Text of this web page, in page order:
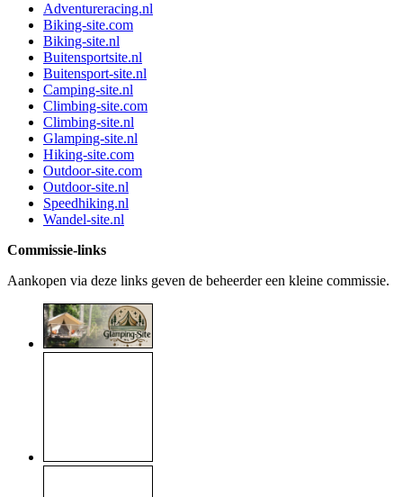
Adventureracing.nl
Biking-site.com
Biking-site.nl
Buitensportsite.nl
Buitensport-site.nl
Camping-site.nl
Climbing-site.com
Climbing-site.nl
Glamping-site.nl
Hiking-site.com
Outdoor-site.com
Outdoor-site.nl
Speedhiking.nl
Wandel-site.nl
Commissie-links
Aankopen via deze links geven de beheerder een kleine commissie.